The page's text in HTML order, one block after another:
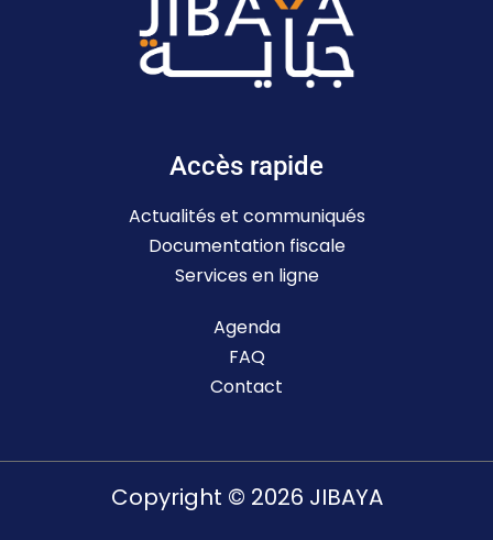
Accès rapide
Actualités et communiqués
Documentation fiscale
Services en ligne
Agenda
FAQ
Contact
Copyright © 2026 JIBAYA